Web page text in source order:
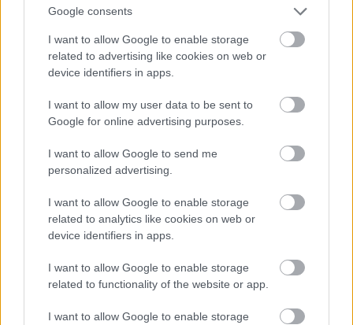
Google consents
I want to allow Google to enable storage
related to advertising like cookies on web or
device identifiers in apps.
I want to allow my user data to be sent to
Google for online advertising purposes.
I want to allow Google to send me
personalized advertising.
I want to allow Google to enable storage
related to analytics like cookies on web or
device identifiers in apps.
I want to allow Google to enable storage
related to functionality of the website or app.
I want to allow Google to enable storage
Jön még kép!
Andy Murray az óceánban